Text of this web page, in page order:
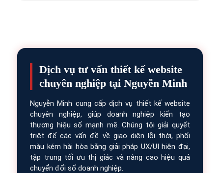
Dịch vụ tư vấn thiết kế website
chuyên nghiệp tại Nguyễn Minh
Nguyễn Minh cung cấp dịch vụ thiết kế website
chuyên nghiệp, giúp doanh nghiệp kiến tạo
thương hiệu số mạnh mẽ. Chúng tôi giải quyết
triệt để các vấn đề về giao diện lỗi thời, phối
màu kém hài hòa bằng giải pháp UX/UI hiện đại,
tập trung tối ưu thị giác và nâng cao hiệu quả
chuyển đổi số doanh nghiệp.